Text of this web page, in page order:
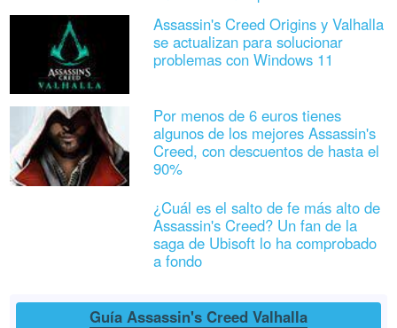
Assassin's Creed Origins y Valhalla
se actualizan para solucionar
problemas con Windows 11
Por menos de 6 euros tienes
algunos de los mejores Assassin's
Creed, con descuentos de hasta el
90%
¿Cuál es el salto de fe más alto de
Assassin's Creed? Un fan de la
saga de Ubisoft lo ha comprobado
a fondo
Guía Assassin's Creed Valhalla